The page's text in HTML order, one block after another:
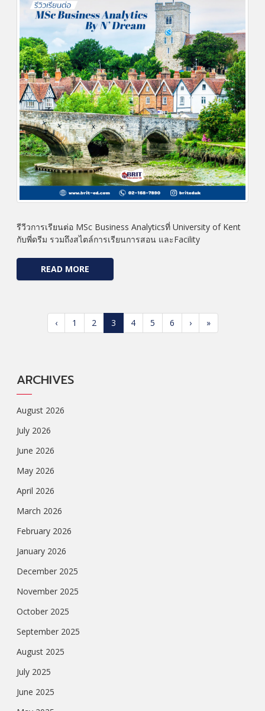
รีวีวการเรียนต่อ MSc Business Analyticsที่ University of Kent
กับพี่ดรีม รวมถึงสไตล์การเรียนการสอน และFacility
READ MORE
‹ 1 2 3 4 5 6 › »
ARCHIVES
August 2026
July 2026
June 2026
May 2026
April 2026
March 2026
February 2026
January 2026
December 2025
November 2025
October 2025
September 2025
August 2025
July 2025
June 2025